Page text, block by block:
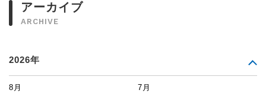
アーカイブ
ARCHIVE
2026年
8月 7月